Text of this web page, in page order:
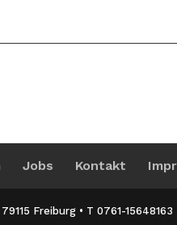
Jobs Kontakt
Freiburg • T 0761-15648163